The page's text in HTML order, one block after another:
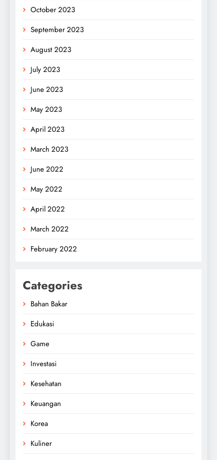
October 2023
September 2023
August 2023
July 2023
June 2023
May 2023
April 2023
March 2023
June 2022
May 2022
April 2022
March 2022
February 2022
Categories
Bahan Bakar
Edukasi
Game
Investasi
Kesehatan
Keuangan
Korea
Kuliner